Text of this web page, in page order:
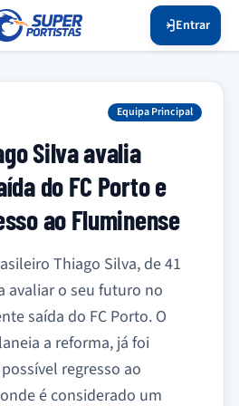
Entrar
Equipa Principal
Silva avalia
do FC Porto e
ao Fluminense
Thiago Silva, de 41
avaliar o seu futuro no
saída do FC Porto. O
a reforma, já foi
regresso ao
é considerado um